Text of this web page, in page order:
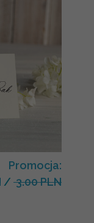
Promocja:
/ 3.00 PLN